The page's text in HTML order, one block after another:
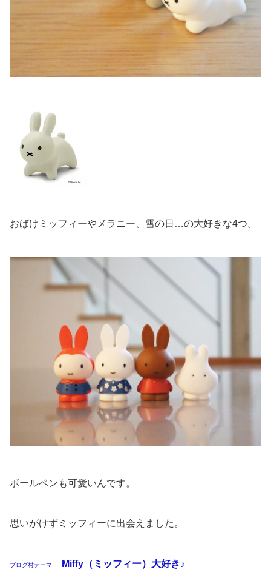
おばけミッフィーやメラニー、雪の日…の大好きな4つ。
ボールペンも可愛いんです。
思いがけずミッフィーに出会えました。
ブログ村テーマ Miffy（ミッフィー）大好き♪